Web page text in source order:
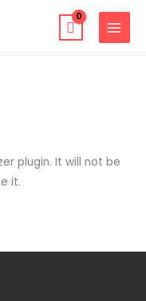
plugin. It will not be
it.